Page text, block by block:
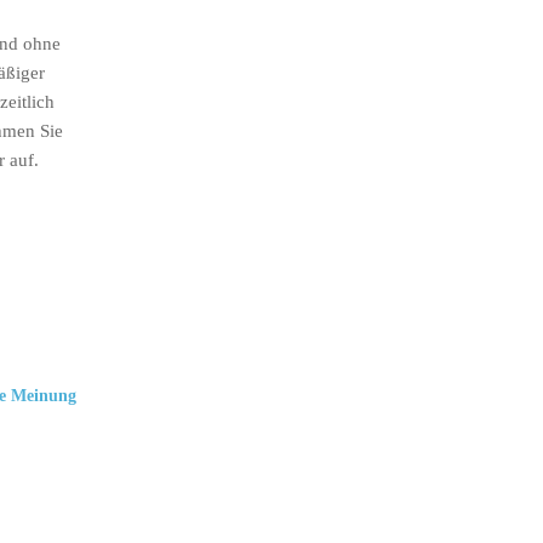
ohne
Sie
auf.
Meinung